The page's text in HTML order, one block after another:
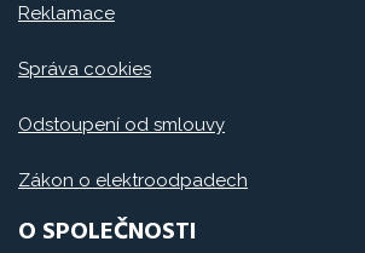
Reklamace
Správa cookies
Odstoupení od smlouvy
Zákon o elektroodpadech
O SPOLEČNOSTI